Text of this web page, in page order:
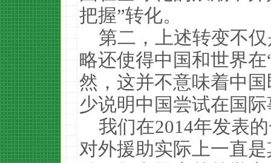
把握”转化。
第二，上述转变不
略还使得中国和世界
然，这并不意味着中
少说明中国尝试在国
我们在2014年发表
对外援助实际上一直